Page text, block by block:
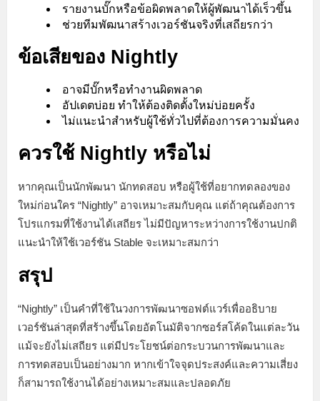
รายงานบั๊กหรือข้อผิดพลาดให้ผู้พัฒนาได้เร็วขึ้น
ช่วยทีมพัฒนาสร้างเวอร์ชันจริงที่เสถียรกว่า
ข้อเสียของ Nightly
อาจมีบั๊กหรือทำงานผิดพลาด
อัปเดตบ่อย ทำให้ต้องติดตั้งใหม่บ่อยครั้ง
ไม่แนะนำสำหรับผู้ใช้ทั่วไปที่ต้องการความมั่นคง
ควรใช้ Nightly หรือไม่
หากคุณเป็นนักพัฒนา นักทดสอบ หรือผู้ใช้ที่อยากทดลองของ
ใหม่ก่อนใคร “Nightly” อาจเหมาะสมกับคุณ แต่ถ้าคุณต้องการ
โปรแกรมที่ใช้งานได้เสถียร ไม่มีปัญหาระหว่างการใช้งานปกติ
แนะนำให้ใช้เวอร์ชัน Stable จะเหมาะสมกว่า
สรุป
“Nightly” เป็นคำที่ใช้ในวงการพัฒนาซอฟต์แวร์เพื่ออธิบาย
เวอร์ชันล่าสุดที่สร้างขึ้นโดยอัตโนมัติจากซอร์สโค้ดในแต่ละวัน
แม้จะยังไม่เสถียร แต่มีประโยชน์ต่อกระบวนการพัฒนาและ
การทดสอบเป็นอย่างมาก หากเข้าใจจุดประสงค์และความเสี่ยง
ก็สามารถใช้งานได้อย่างเหมาะสมและปลอดภัย